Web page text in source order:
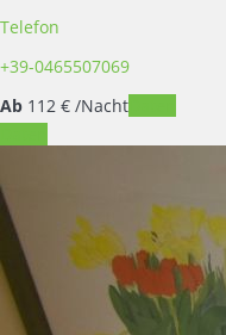
Telefon
+39-0465507069
Ab 112 € /Nacht